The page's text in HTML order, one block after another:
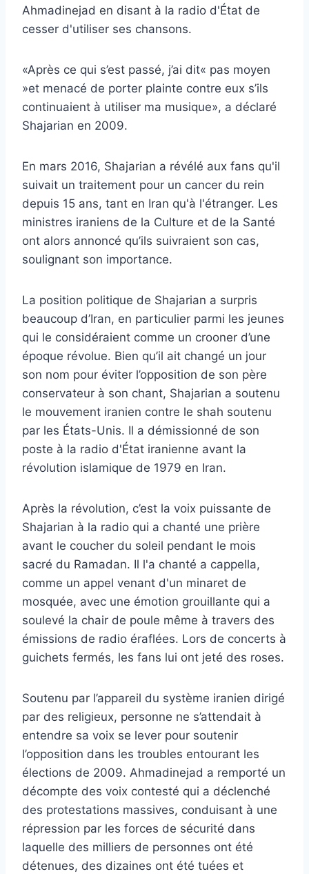
Ahmadinejad en disant à la radio d'État de
cesser d'utiliser ses chansons.
«Après ce qui s’est passé, j’ai dit« pas moyen
»et menacé de porter plainte contre eux s’ils
continuaient à utiliser ma musique», a déclaré
Shajarian en 2009.
En mars 2016, Shajarian a révélé aux fans qu'il
suivait un traitement pour un cancer du rein
depuis 15 ans, tant en Iran qu'à l'étranger. Les
ministres iraniens de la Culture et de la Santé
ont alors annoncé qu’ils suivraient son cas,
soulignant son importance.
La position politique de Shajarian a surpris
beaucoup d’Iran, en particulier parmi les jeunes
qui le considéraient comme un crooner d’une
époque révolue. Bien qu’il ait changé un jour
son nom pour éviter l’opposition de son père
conservateur à son chant, Shajarian a soutenu
le mouvement iranien contre le shah soutenu
par les États-Unis. Il a démissionné de son
poste à la radio d'État iranienne avant la
révolution islamique de 1979 en Iran.
Après la révolution, c’est la voix puissante de
Shajarian à la radio qui a chanté une prière
avant le coucher du soleil pendant le mois
sacré du Ramadan. Il l'a chanté a cappella,
comme un appel venant d'un minaret de
mosquée, avec une émotion grouillante qui a
soulevé la chair de poule même à travers des
émissions de radio éraflées. Lors de concerts à
guichets fermés, les fans lui ont jeté des roses.
Soutenu par l’appareil du système iranien dirigé
par des religieux, personne ne s’attendait à
entendre sa voix se lever pour soutenir
l’opposition dans les troubles entourant les
élections de 2009. Ahmadinejad a remporté un
décompte des voix contesté qui a déclenché
des protestations massives, conduisant à une
répression par les forces de sécurité dans
laquelle des milliers de personnes ont été
détenues, des dizaines ont été tuées et